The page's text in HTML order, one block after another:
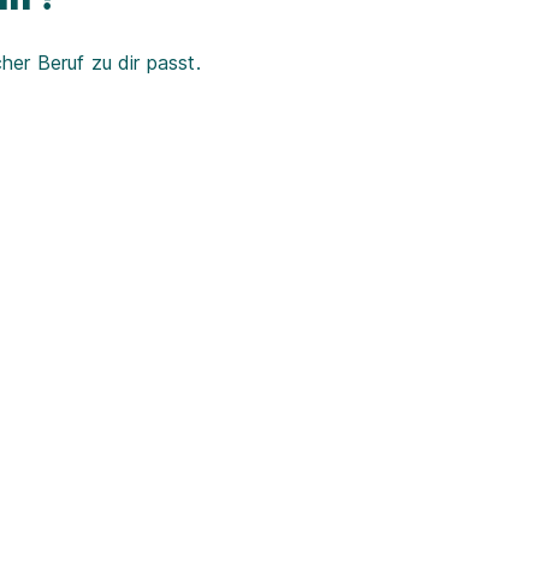
Beruf zu dir passt.